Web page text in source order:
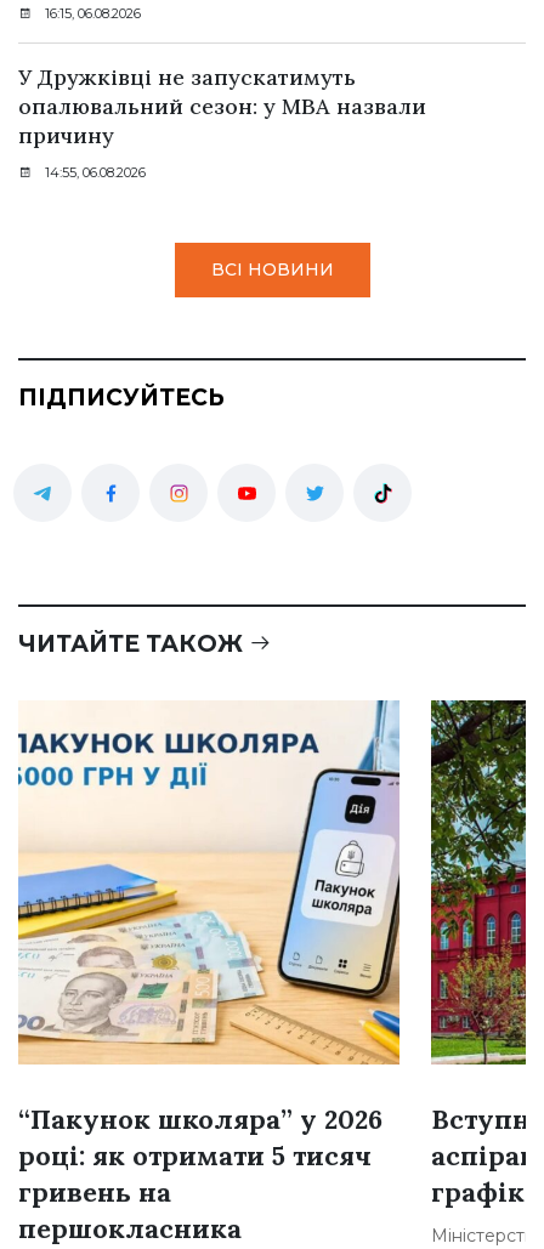
16:15, 06.08.2026
У Дружківці не запускатимуть
опалювальний сезон: у МВА назвали
причину
14:55, 06.08.2026
ВСІ НОВИНИ
ПІДПИСУЙТЕСЬ
ЧИТАЙТЕ ТАКОЖ
“Пакунок школяра” у 2026
році: як отримати 5 тисяч
гривень на
першокласника
графік